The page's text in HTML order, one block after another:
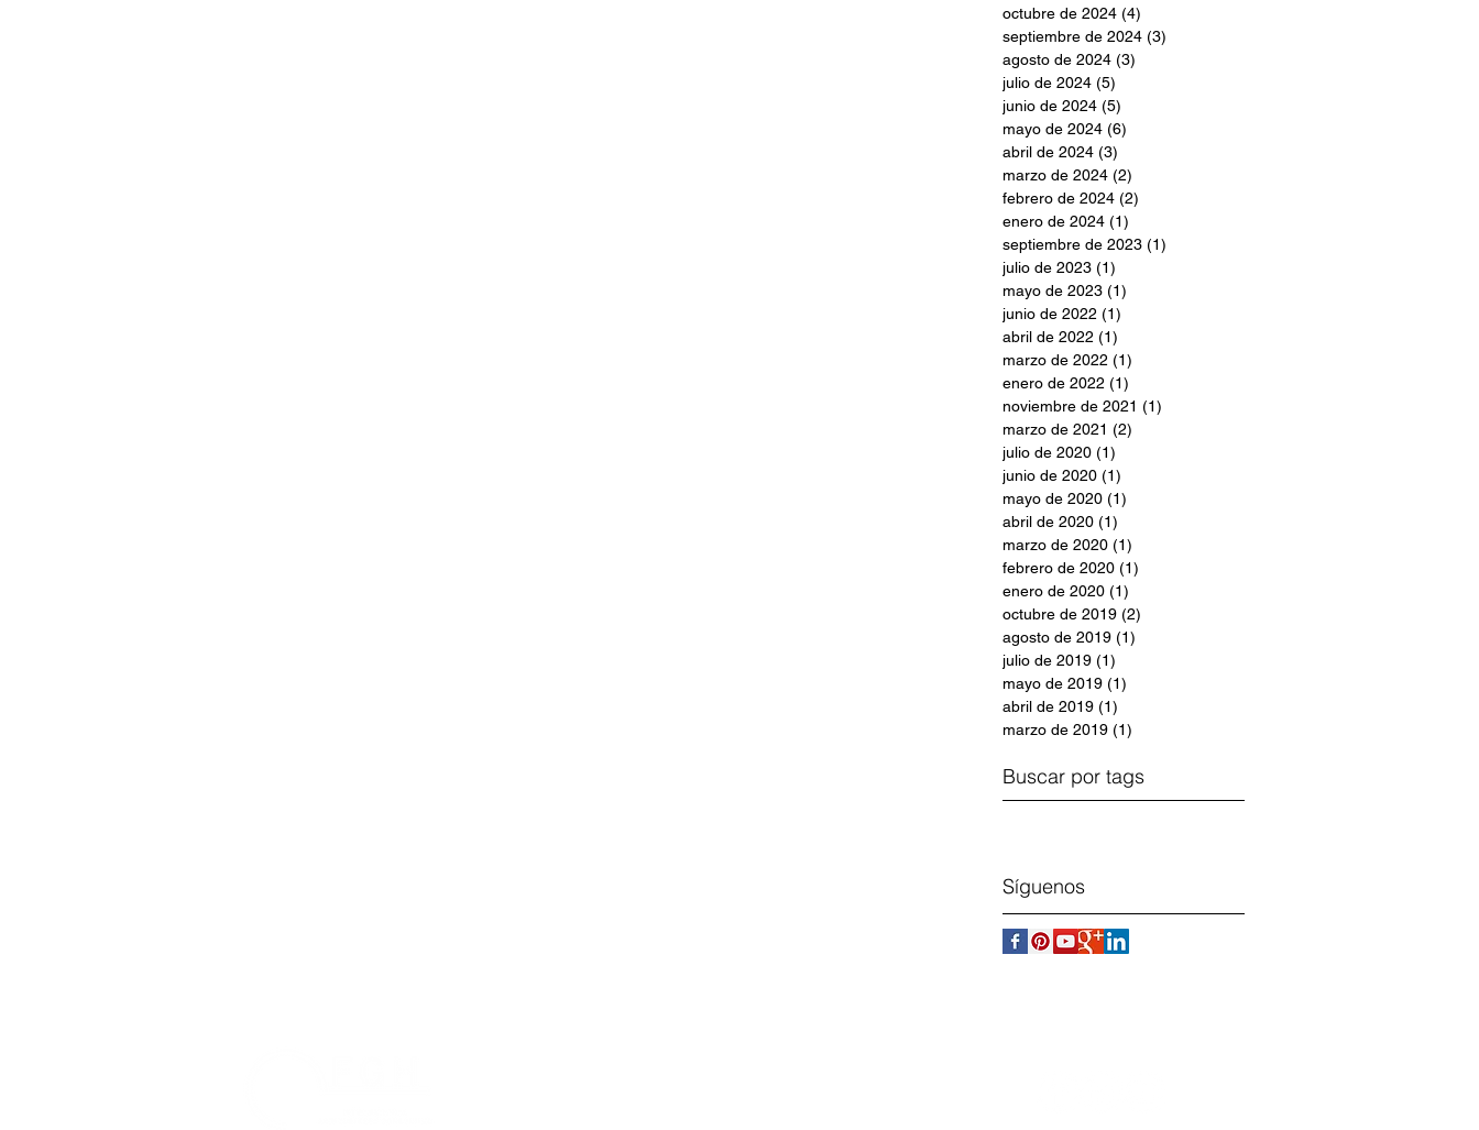
octubre de 2024 (4)
septiembre de 2024 (3)
agosto de 2024 (3)
julio de 2024 (5)
junio de 2024 (5)
mayo de 2024 (6)
abril de 2024 (3)
marzo de 2024 (2)
febrero de 2024 (2)
enero de 2024 (1)
septiembre de 2023 (1)
julio de 2023 (1)
mayo de 2023 (1)
junio de 2022 (1)
abril de 2022 (1)
marzo de 2022 (1)
enero de 2022 (1)
noviembre de 2021 (1)
marzo de 2021 (2)
julio de 2020 (1)
junio de 2020 (1)
mayo de 2020 (1)
abril de 2020 (1)
marzo de 2020 (1)
febrero de 2020 (1)
enero de 2020 (1)
octubre de 2019 (2)
agosto de 2019 (1)
julio de 2019 (1)
mayo de 2019 (1)
abril de 2019 (1)
marzo de 2019 (1)
Buscar por tags
Síguenos